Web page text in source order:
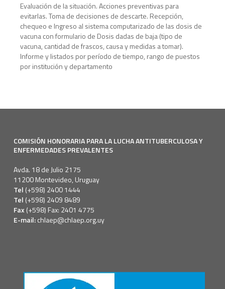
Evaluación de la situación. Acciones preventivas para
evitarlas. Toma de decisiones de descarte. Recepción,
chequeo e Ingreso al sistema computarizado de las dosis de
vacuna con formulario de Dosis dadas de baja (tipo de
vacuna, cantidad de frascos, causa y medidas a tomar).
Informe y listados por período de tiempo, rango de puestos
por institución y departamento
COMISIÓN HONORARIA PARA LA LUCHA ANTITUBERCULOSA Y
ENFERMEDADES PREVALENTES
Avda. 18 de Julio 2175
11200 Montevideo, Uruguay
Tel (+598) 2400 1444
Tel (+598) 2409 8489
Fax (+598) Fax: 2401 4775
E-mail:chlaep@chlaep.org.uy